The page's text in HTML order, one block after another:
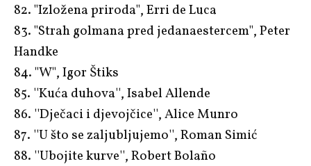
82. "Izložena priroda", Erri de Luca
83. "Strah golmana pred jedanaestercem", Peter
Handke
84. "W", Igor Štiks
85. ''Kuća duhova'', Isabel Allende
86. ''Dječaci i djevojčice'', Alice Munro
87. ''U što se zaljubljujemo'', Roman Simić
88. ''Ubojite kurve'', Robert Bolaño